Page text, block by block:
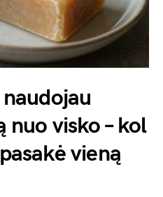
visko – kol
vieną